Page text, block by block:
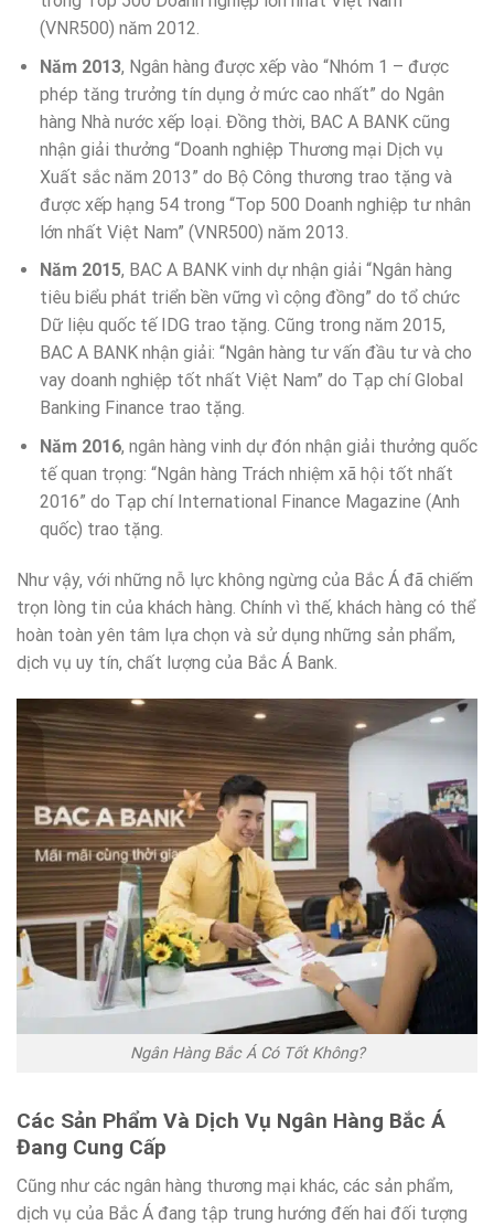
(VNR500) năm 2012.
Năm 2013, Ngân hàng được xếp vào “Nhóm 1 – được
phép tăng trưởng tín dụng ở mức cao nhất” do Ngân
hàng Nhà nước xếp loại. Đồng thời, BAC A BANK cũng
nhận giải thưởng “Doanh nghiệp Thương mại Dịch vụ
Xuất sắc năm 2013” do Bộ Công thương trao tặng và
được xếp hạng 54 trong “Top 500 Doanh nghiệp tư nhân
lớn nhất Việt Nam” (VNR500) năm 2013.
Năm 2015, BAC A BANK vinh dự nhận giải “Ngân hàng
tiêu biểu phát triển bền vững vì cộng đồng” do tổ chức
Dữ liệu quốc tế IDG trao tặng. Cũng trong năm 2015,
BAC A BANK nhận giải: “Ngân hàng tư vấn đầu tư và cho
vay doanh nghiệp tốt nhất Việt Nam” do Tạp chí Global
Banking Finance trao tặng.
Năm 2016, ngân hàng vinh dự đón nhận giải thưởng quốc
tế quan trọng: “Ngân hàng Trách nhiệm xã hội tốt nhất
2016” do Tạp chí International Finance Magazine (Anh
quốc) trao tặng.
Như vậy, với những nỗ lực không ngừng của Bắc Á đã chiếm
trọn lòng tin của khách hàng. Chính vì thế, khách hàng có thể
hoàn toàn yên tâm lựa chọn và sử dụng những sản phẩm,
dịch vụ uy tín, chất lượng của Bắc Á Bank.
Ngân Hàng Bắc Á Có Tốt Không?
Các Sản Phẩm Và Dịch Vụ Ngân Hàng Bắc Á
Đang Cung Cấp
Cũng như các ngân hàng thương mại khác, các sản phẩm,
dịch vụ của Bắc Á đang tập trung hướng đến hai đối tượng